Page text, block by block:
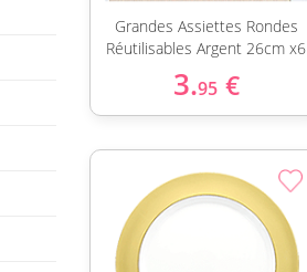
Grandes Assiettes Rondes
Réutilisables Argent 26cm x6
3.95 €